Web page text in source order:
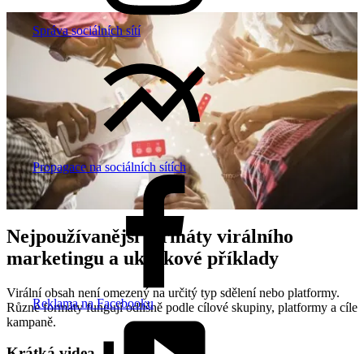
Správa sociálních sítí
Propagace na sociálních sítích
Reklama na Facebooku
Nejpoužívanější formáty virálního
marketingu a ukázkové příklady
Virální obsah není omezený na určitý typ sdělení nebo platformy.
Různé formáty fungují odlišně podle cílové skupiny, platformy a cíle
kampaně.